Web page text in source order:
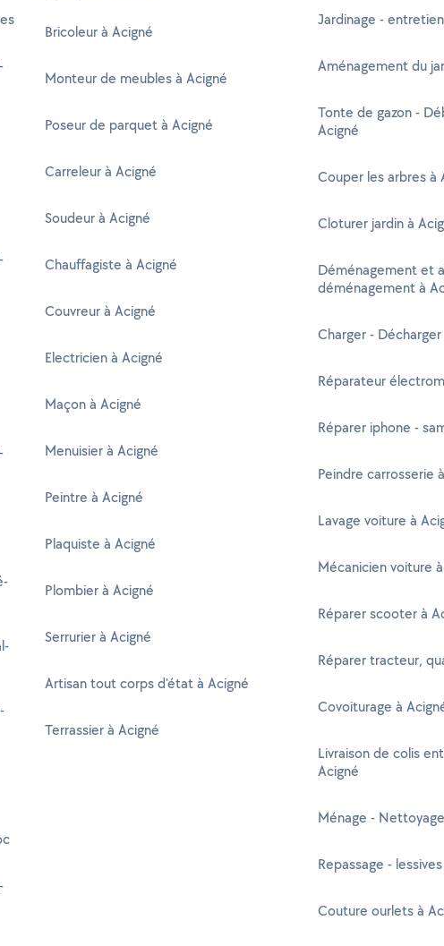
Bricoleur à Acigné
Monteur de meubles à Acigné
Poseur de parquet à Acigné
Carreleur à Acigné
Soudeur à Acigné
Chauffagiste à Acigné
Couvreur à Acigné
Electricien à Acigné
Maçon à Acigné
Menuisier à Acigné
Peintre à Acigné
Plaquiste à Acigné
Plombier à Acigné
Serrurier à Acigné
Artisan tout corps d'état à Acigné
Terrassier à Acigné
Jardinage -
Aménagement du
Tonte de gazon -
Acigné
Couper les arbres à
Cloturer jardin à
Déménagement et
déménagement à
Charger -
Réparateur
Réparer iphone -
Peindre carrosserie
Lavage voiture à
Mécanicien voiture
Réparer scooter à
Réparer tracteur,
Covoiturage à
Livraison de colis
Acigné
Ménage -
Repassage -
Couture ourlets à